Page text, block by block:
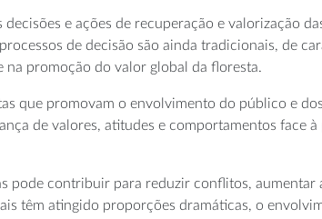
e ações de recuperação e valorização
de decisão são ainda tradicionais, de
na promoção do valor global da floresta.
que promovam o envolvimento do público e
de valores, atitudes e comportamentos face
pode contribuir para reduzir conflitos, aumentar
têm atingido proporções dramáticas, o